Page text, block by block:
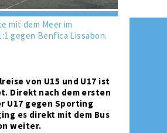
mit dem Meer im
gegen Benfica Lissabon.
von U15 und U17 ist
Direkt nach dem ersten
U17 gegen Sporting
es direkt mit dem Bus
weiter.